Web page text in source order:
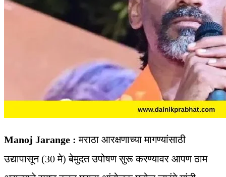
Manoj Jarange :मराठा आरक्षणाच्या मागण्यांसाठी
उद्यापासून (30 मे) बेमुदत उपोषण सुरू करण्यावर आपण ठाम